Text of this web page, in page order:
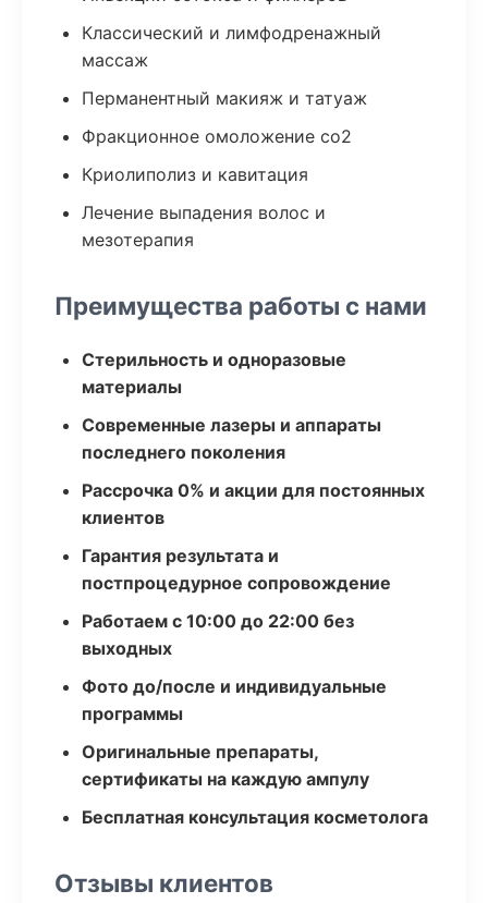
Классический и лимфодренажный
массаж
Перманентный макияж и татуаж
Фракционное омоложение co2
Криолиполиз и кавитация
Лечение выпадения волос и
мезотерапия
Преимущества работы с нами
Стерильность и одноразовые
материалы
Современные лазеры и аппараты
последнего поколения
Рассрочка 0% и акции для постоянных
клиентов
Гарантия результата и
постпроцедурное сопровождение
Работаем с 10:00 до 22:00 без
выходных
Фото до/после и индивидуальные
программы
Оригинальные препараты,
сертификаты на каждую ампулу
Бесплатная консультация косметолога
Отзывы клиентов